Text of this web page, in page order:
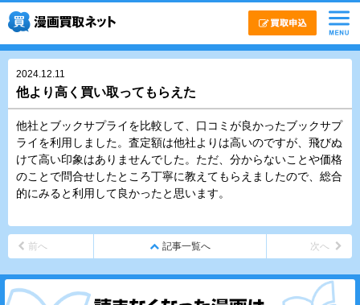
2024.12.11
他より高く買い取ってもらえた
他社とブックサプライを比較して、口コミが良かったブックサプ
ライを利用しました。査定額は他社よりは高いのですが、飛びぬ
けて高い印象はありませんでした。ただ、分からないことや価格
のことで問合せしたところ丁寧に教えてもらえましたので、総合
的にみると利用して良かったと思います。
前へ 記事一覧へ 次へ